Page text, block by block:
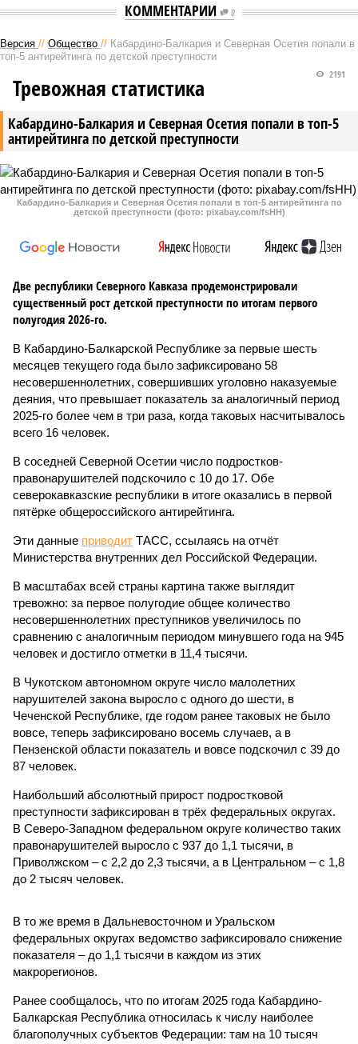
КОММЕНТАРИИ 0
Версия // Общество // Кабардино-Балкария и Северная Осетия попали в
топ-5 антирейтинга по детской преступности
Кабардино-Балкария и Северная Осетия попали в топ-5
антирейтинга по детской преступности
2191
Тревожная статистика
Кабардино-Балкария и Северная Осетия попали в топ-5 антирейтинга по
детской преступности (фото: pixabay.com/fsHH)
Две республики Северного Кавказа продемонстрировали
существенный рост детской преступности по итогам первого
полугодия 2026-го.
В Кабардино-Балкарской Республике за первые шесть
месяцев текущего года было зафиксировано 58
несовершеннолетних, совершивших уголовно наказуемые
деяния, что превышает показатель за аналогичный период
2025-го более чем в три раза, когда таковых насчитывалось
всего 16 человек.
В соседней Северной Осетии число подростков-
правонарушителей подскочило с 10 до 17. Обе
северокавказские республики в итоге оказались в первой
пятёрке общероссийского антирейтинга.
Эти данные приводит ТАСС, ссылаясь на отчёт
Министерства внутренних дел Российской Федерации.
В масштабах всей страны картина также выглядит
тревожно: за первое полугодие общее количество
несовершеннолетних преступников увеличилось по
сравнению с аналогичным периодом минувшего года на 945
человек и достигло отметки в 11,4 тысячи.
В Чукотском автономном округе число малолетних
нарушителей закона выросло с одного до шести, в
Чеченской Республике, где годом ранее таковых не было
вовсе, теперь зафиксировано восемь случаев, а в
Пензенской области показатель и вовсе подскочил с 39 до
87 человек.
Наибольший абсолютный прирост подростковой
преступности зафиксирован в трёх федеральных округах.
В Северо-Западном федеральном округе количество таких
правонарушителей выросло с 937 до 1,1 тысячи, в
Приволжском – с 2,2 до 2,3 тысячи, а в Центральном – с 1,8
до 2 тысяч человек.
В то же время в Дальневосточном и Уральском
федеральных округах ведомство зафиксировало снижение
показателя – до 1,1 тысячи в каждом из этих
макрорегионов.
Ранее сообщалось, что по итогам 2025 года Кабардино-
Балкарская Республика относилась к числу наиболее
благополучных субъектов Федерации: там на 10 тысяч